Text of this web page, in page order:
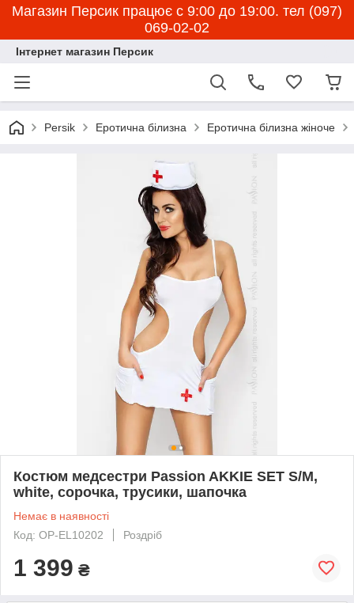
Магазин Персик працює с 9:00 до 19:00. тел (097)
069-02-02
Інтернет магазин Персик
Persik Еротична білизна Еротична білизна жіноче
Костюм медсестри Passion AKKIE SET S/M,
white, сорочка, трусики, шапочка
Немає в наявності
Код: OP-EL10202
Роздріб
1 399 ₴